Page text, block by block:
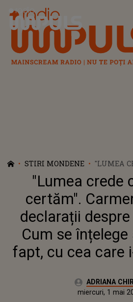
Radio Impuls
STIRI MONDENE
"LUMEA
CUM SE
FAPT, CU
VIAȚĂ
"Lumea crede
certăm".
declarații
Cum se
fapt, cu cea care
Autor:ADRIANA
Actualizat:
miercuri, 1 mai